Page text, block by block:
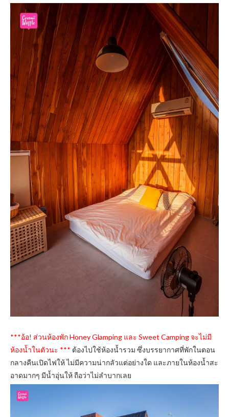
***อ้อ! ส่วนห้องพัก Honey Glamping และ Sweet Camping จะไม่มี
ห้องน้ำในตัวนะ *** ต้องไปใช้ห้องน้ำรวม ซึ่งบรรยากาศที่พักในตอน
กลางคืนเปิดไฟให้ ไม่มีความน่ากลัวแต่อย่างใด และภายในห้องน้ำสะ
อาดมากๆ มีน้ำอุ่นให้ ถือว่าไม่ลำบากเลย